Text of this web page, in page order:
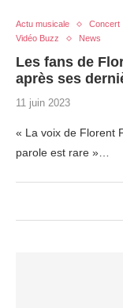
Actu musicale Concert
Vidéo Buzz
News
Les fans de
après ses
11 juin 2023
« La voix de Florent
parole est rare »…